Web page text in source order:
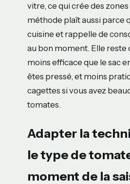
vitre, ce qui crée des
méthode plaît aussi parce
cuisine et rappelle de
au bon moment. Elle reste
moins efficace que le sac
êtes pressé, et moins
cagettes si vous avez
tomates.
Adapter la
le type de
moment de la